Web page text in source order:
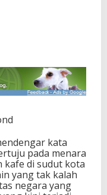
kata
pada menara
kafe di sudut kota
yang tak kalah
negara yang